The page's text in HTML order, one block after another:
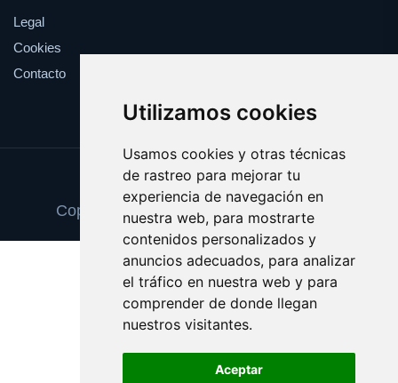
Utilizamos cookies
Usamos cookies y otras técnicas
de rastreo para mejorar tu
experiencia de navegación en
nuestra web, para mostrarte
contenidos personalizados y
anuncios adecuados, para analizar
el tráfico en nuestra web y para
comprender de donde llegan
nuestros visitantes.
Aceptar
Legal
Cookies
Contacto
Update cookies preferences
Copyright © 2025 estatuasvivientes.com